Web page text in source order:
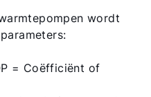
wordt
= Coëfficiënt of